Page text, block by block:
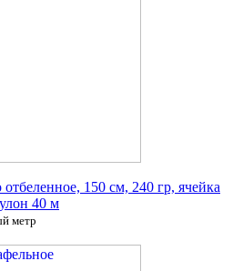
150 см, 240 гр, ячейка
40 м
метр